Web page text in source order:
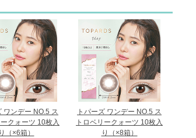
ワンデー NO.5 ス
ークォーツ 10枚入
り（×6箱）
トパーズ ワンデー NO.5 ス
トロベリークォーツ 10枚入
り（×8箱）